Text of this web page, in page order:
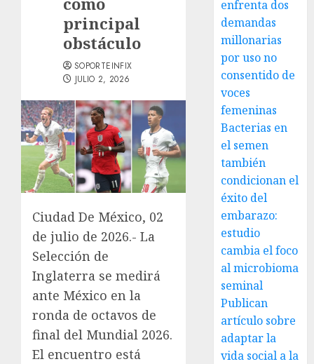
principal
obstáculo
SOPORTEINFIX
JULIO 2, 2026
Ciudad De México, 02
de julio de 2026.- La
Selección de
Inglaterra se medirá
ante México en la
ronda de octavos de
final del Mundial 2026.
El encuentro está
enfrenta dos
demandas
millonarias
por uso no
consentido de
voces
femeninas
Bacterias en
el semen
también
condicionan el
éxito del
embarazo:
estudio
cambia el foco
al microbioma
seminal
Publican
artículo sobre
adaptar la
vida social a la